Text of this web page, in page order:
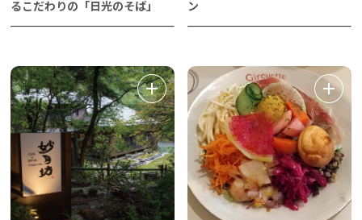
るこだわりの「日光のそば」
ン